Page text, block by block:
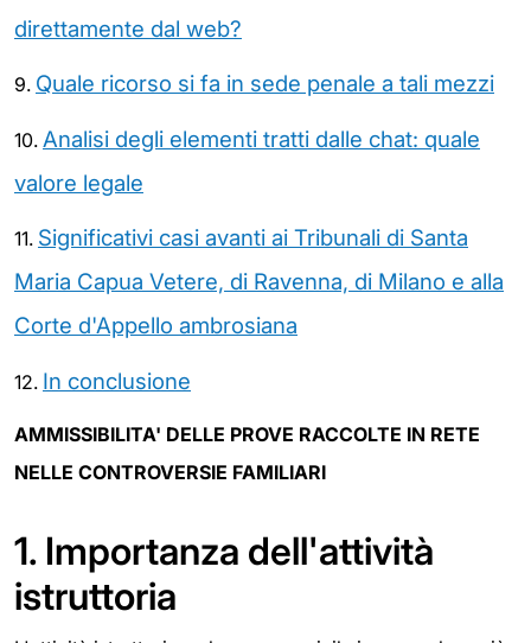
direttamente dal web?
9. Quale ricorso si fa in sede penale a tali mezzi
10. Analisi degli elementi tratti dalle chat: quale
valore legale
11. Significativi casi avanti ai Tribunali di Santa
Maria Capua Vetere, di Ravenna, di Milano e alla
Corte d'Appello ambrosiana
12. In conclusione
AMMISSIBILITA' DELLE PROVE RACCOLTE IN RETE
NELLE CONTROVERSIE FAMILIARI
1. Importanza dell'attività
istruttoria